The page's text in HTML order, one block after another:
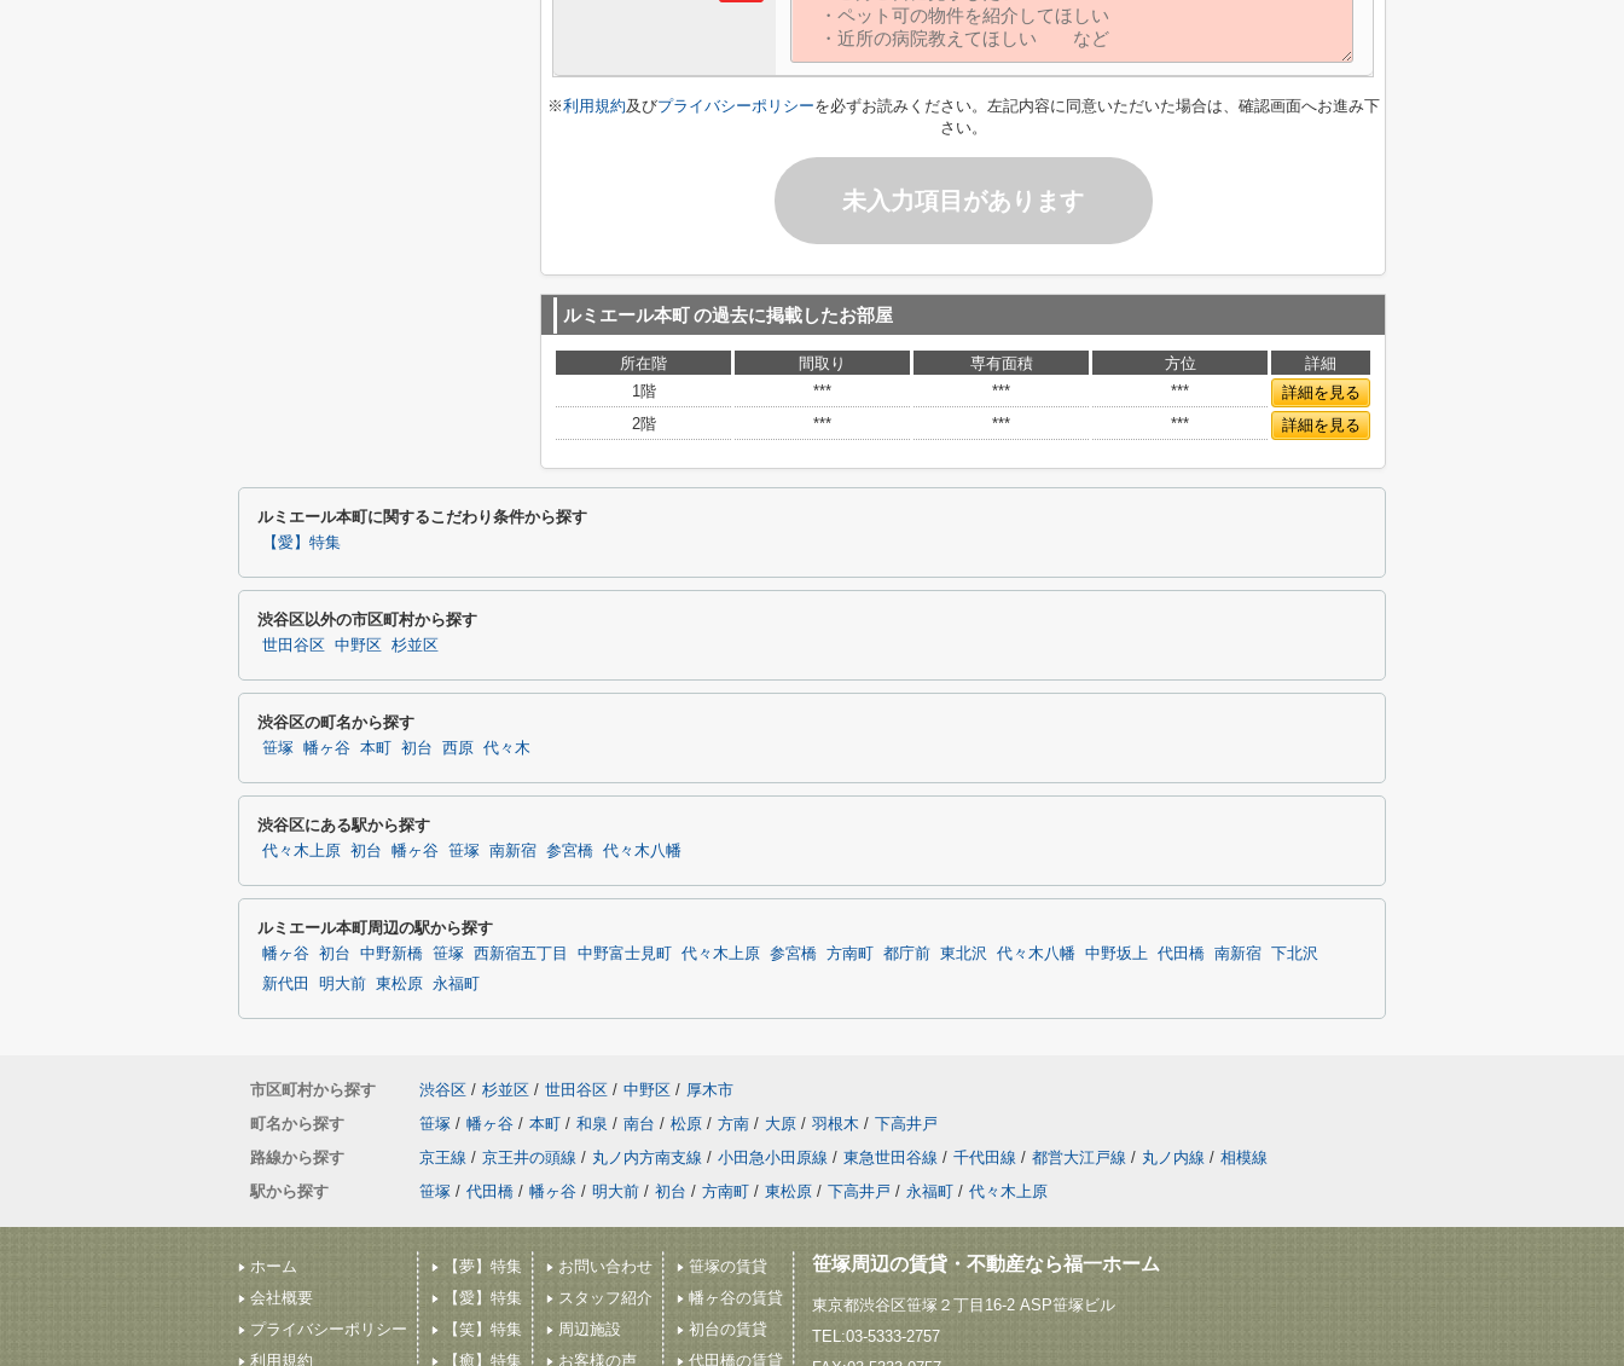
※利用規約及びプライバシーポリシーを必ずお読みください。左記内容に同意いただいた場合は、確認画面へお進み下
さい。
未入力項目があります
ルミエール本町の過去に掲載したお部屋
所在階 間取り 専有面積 方位
詳細
1階
*** *** ***
詳細を見る
2階
*** *** *** 詳細を見る
ルミエール本町に関するこだわり条件から探す
【愛】特集
渋谷区以外の市区町村から探す
世田谷区 中野区 杉並区
渋谷区の町名から探す
笹塚 幡ヶ谷 本町 初台 西原 代々木
渋谷区にある駅から探す
代々木上原 初台 幡ヶ谷 笹塚 南新宿 参宮橋 代々木八幡
ルミエール本町周辺の駅から探す
幡ヶ谷 初台 中野新橋 笹塚 西新宿五丁目 中野富士見町 代々木上原 参宮橋 方南町 都庁前 東北沢 代々木八幡 中野坂上 代田橋 南新宿
下北沢
新代田
明大前 東松原 永福町
市区町村から探す 渋谷区 / 杉並区 / 世田谷区 / 中野区 / 厚木市
町名から探す
笹塚 / 幡ヶ谷 / 本町 / 和泉 / 南台 / 松原 / 方南 / 大原 / 羽根木 / 下高井戸
路線から探す
京王線 / 京王井の頭線 / 丸ノ内方南支線 / 小田急小田原線 / 東急世田谷線 / 千代田線 / 都営大江戸線 / 丸ノ内線 / 相模線
駅から探す
笹塚 / 代田橋 / 幡ヶ谷 / 明大前 / 初台 / 方南町 / 東松原 / 下高井戸 / 永福町 / 代々木上原
ホーム
会社概要
プライバシーポリシー
利用規約
【夢】特集
【愛】特集
【笑】特集
【癒】特集
お問い合わせ
スタッフ紹介
周辺施設
お客様の声
笹塚の賃貸
幡ヶ谷の賃貸
初台の賃貸
代田橋の賃貸
笹塚周辺の賃貸・不動産なら福一ホーム
東京都渋谷区笹塚２丁目16-2 ASP笹塚ビル
TEL:03-5333-2757